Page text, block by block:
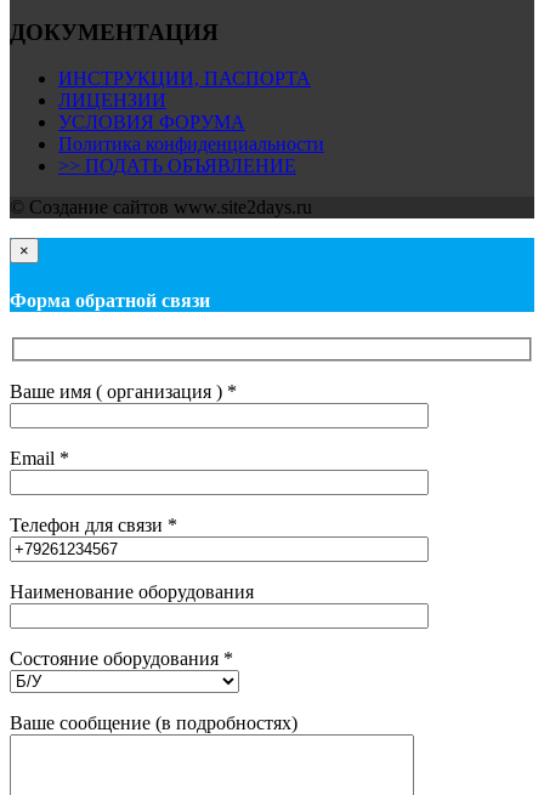
ДОКУМЕНТАЦИЯ
ИНСТРУКЦИИ, ПАСПОРТА
ЛИЦЕНЗИИ
УСЛОВИЯ ФОРУМА
Политика конфиденциальности
>> ПОДАТЬ ОБЪЯВЛЕНИЕ
© Cоздание сайтов www.site2days.ru
×
Форма обратной связи
Ваше имя ( организация ) *
Email *
Телефон для связи *
Наименование оборудования
Состояние оборудования *
Ваше сообщение (в подробностях)